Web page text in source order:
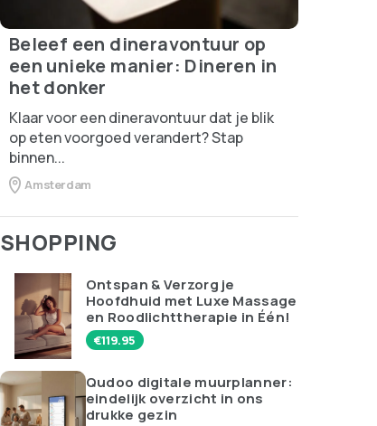
Beleef een dineravontuur op
een unieke manier: Dineren in
het donker
Klaar voor een dineravontuur dat je blik
op eten voorgoed verandert? Stap
binnen...
Amsterdam
SHOPPING
Ontspan & Verzorg je
Hoofdhuid met Luxe Massage
en Roodlichttherapie in Één!
€119.95
Qudoo digitale muurplanner:
eindelijk overzicht in ons
drukke gezin